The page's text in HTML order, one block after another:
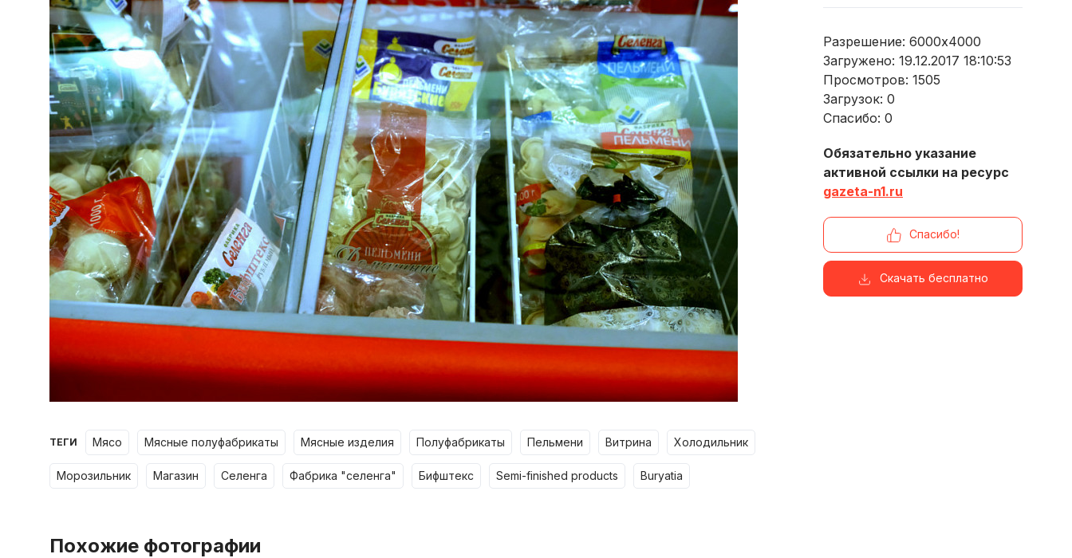
ТЕГИ мясо мясные полуфабрикаты мясные изделия полуфабрикаты пельмени витрина холодильник
морозильник магазин селенга фабрика "селенга" бифштекс semi-finished products buryatia
Разрешение: 6000x4000
Загружено: 19.12.2017 18:10:53
Просмотров: 1505
Загрузок: 0
Спасибо: 0
Обязательно указание
активной ссылки на ресурс
gazeta-n1.ru
Спасибо!
Скачать бесплатно
Похожие фотографии